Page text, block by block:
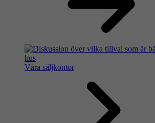
Våra säljkontor